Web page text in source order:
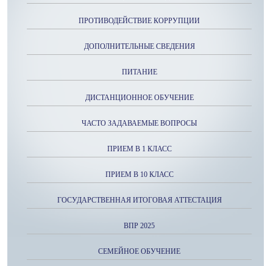
ПРОТИВОДЕЙСТВИЕ КОРРУПЦИИ
ДОПОЛНИТЕЛЬНЫЕ СВЕДЕНИЯ
ПИТАНИЕ
ДИСТАНЦИОННОЕ ОБУЧЕНИЕ
ЧАСТО ЗАДАВАЕМЫЕ ВОПРОСЫ
ПРИЕМ В 1 КЛАСС
ПРИЕМ В 10 КЛАСС
ГОСУДАРСТВЕННАЯ ИТОГОВАЯ АТТЕСТАЦИЯ
ВПР 2025
СЕМЕЙНОЕ ОБУЧЕНИЕ